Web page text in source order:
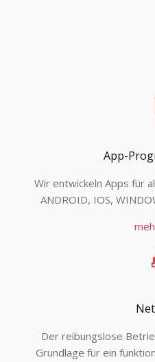
App-
Wir entwickeln Apps für
ANDROID, IOS,
benutzerfreundliche
Design – für eine
Der reibungslose
Grundlage für ein